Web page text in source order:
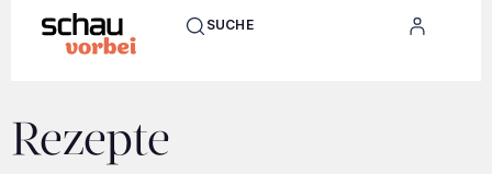
SUCHE
Rezepte